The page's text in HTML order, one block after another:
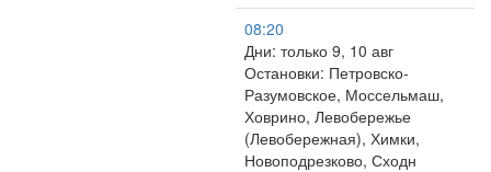
08:20
Дни: только 9, 10 авг
Остановки: Петровско-
Разумовское, Моссельмаш,
Ховрино, Левобережье
(Левобережная), Химки,
Новоподрезково, Сходн